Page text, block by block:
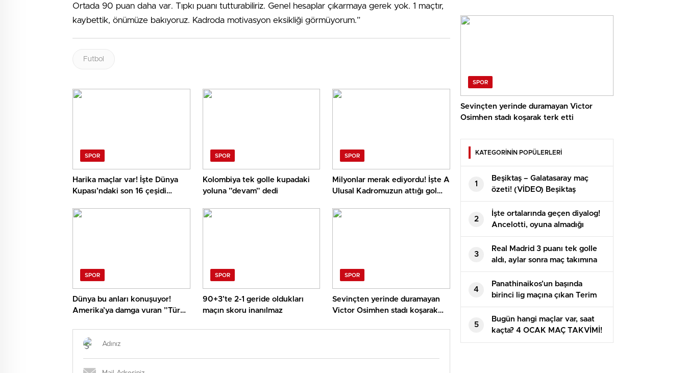
Ortada 90 puan daha var. Tıpkı puanı tutturabiliriz. Genel hesaplar çıkarmaya gerek yok. 1 maçtır,
kaybettik, önümüze bakıyoruz. Kadroda motivasyon eksikliği görmüyorum.”
Futbol
SPOR
Harika maçlar var! İşte Dünya
Kupası’ndaki son 16 çeşidi
SPOR
Kolombiya tek golle kupadaki
yoluna ”devam” dedi
SPOR
Milyonlar merak ediyordu! İşte A
Ulusal Kadromuzun attığı gol
SPOR
Dünya bu anları konuşuyor!
Amerika’ya damga vuran ”Türk
SPOR
90+3’te 2-1 geride oldukları
maçın skoru inanılmaz
SPOR
Sevinçten yerinde duramayan
Victor Osimhen stadı koşarak
SPOR
Sevinçten yerinde duramayan Victor
Osimhen stadı koşarak terk etti
KATEGORİNİN POPÜLERLERİ
1
Beşiktaş – Galatasaray maç
özeti! (VİDEO) Beşiktaş
Galatasaray maçı özeti izle!
BJK GS maçı kaç kaç bitti?
2
İşte ortalarında geçen diyalog!
Ancelotti, oyuna almadığı
Arda’yı maç sonu soyunma
odasına çekti
3
Real Madrid 3 puanı tek golle
aldı, aylar sonra maç takımına
giren Arda yeniden talih
bulamadı
4
Panathinaikos’un başında
birinci lig maçına çıkan Terim
alandan 2-0’lık galibiyetle
ayrıldı
5
Bugün hangi maçlar var, saat
kaçta? 4 OCAK MAÇ TAKVİMİ!
Bu akşam maç var mı?